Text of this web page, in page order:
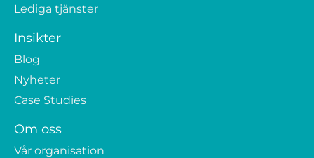
Lediga tjänster
Insikter
Blog
Nyheter
Case Studies
Om oss
Vår organisation